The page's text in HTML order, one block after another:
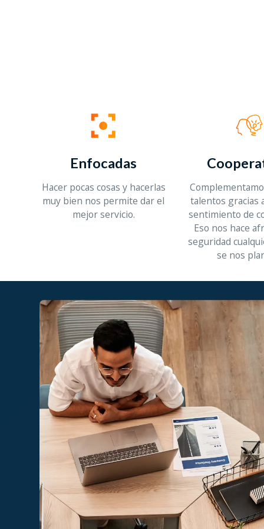
Enfocadas
Hacer pocas cosas y hacerlas
muy bien nos permite dar el
mejor servicio.
talentos gracias
sentimiento de
Eso nos hace
seguridad
se nos